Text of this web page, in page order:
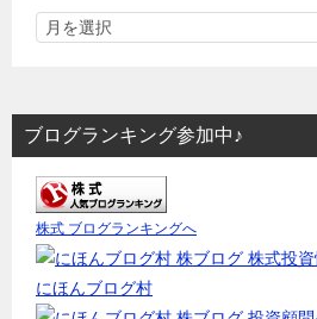
ブログランキング参加中♪
株式 ブログランキングへ
にほんブログ村